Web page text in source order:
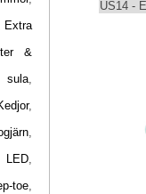
US14 -
Extra
&
sula,
,
,
LED,
toe,